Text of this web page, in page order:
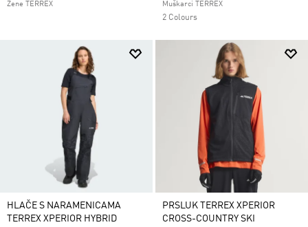
Žene TERREX Muškarci TERREX
2 Colours
HLAČE S NARAMENICAMA
TERREX XPERIOR HYBRID
PRSLUK TERREX XPERIOR
CROSS-COUNTRY SKI